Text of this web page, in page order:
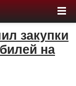
закупки
на